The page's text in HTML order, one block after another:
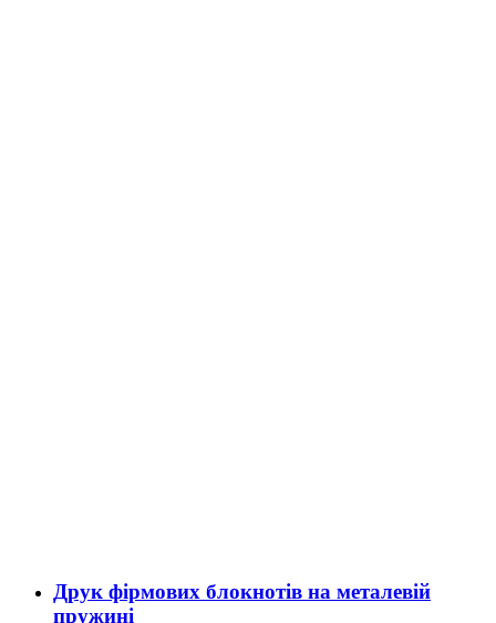
Друк фірмових блокнотів на металевій
пружині